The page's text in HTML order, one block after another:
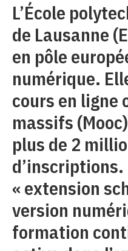
L’École
de Lausanne
en pôle
numérique.
cours en ligne
massifs
plus de 2
d’inscriptions.
« extension
version
formation